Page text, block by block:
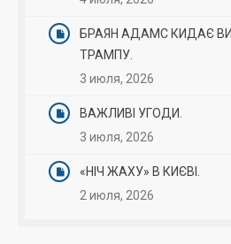
БРАЯН АДАМС КИДАЄ
ТРАМПУ.
3 июля, 2026
ВАЖЛИВІ УГОДИ.
3 июля, 2026
«НІЧ ЖАХУ» В КИЄВІ.
2 июля, 2026